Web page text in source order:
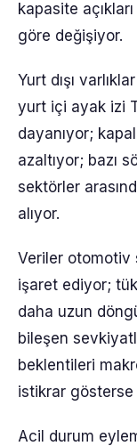
kapasite
göre değişiyor.
Yurt dışı
yurt içi ayak izi
dayanıyor;
azaltıyor; bazı
sektörler
alıyor.
Veriler otomotiv
işaret ediyor;
daha uzun
bileşen
beklentileri
istikrar gösterse
Acil durum